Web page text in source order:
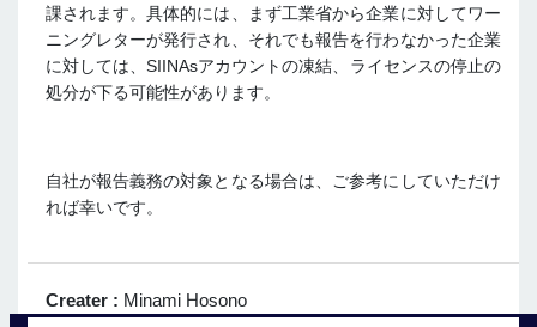
課されます。具体的には、まず工業省から企業に対してワー
ニングレターが発行され、それでも報告を行わなかった企業
に対しては、SIINAsアカウントの凍結、ライセンスの停止の
処分が下る可能性があります。
自社が報告義務の対象となる場合は、ご参考にしていただけ
れば幸いです。
Creater : Minami Hosono